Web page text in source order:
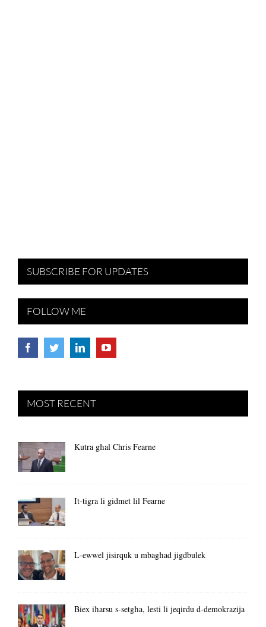
SUBSCRIBE FOR UPDATES
FOLLOW ME
MOST RECENT
Kutra għal Chris Fearne
It-tigra li gidmet lil Fearne
L-ewwel jisirquk u mbagħad jigdbulek
Biex iħarsu s-setgħa, lesti li jeqirdu d-demokrazija